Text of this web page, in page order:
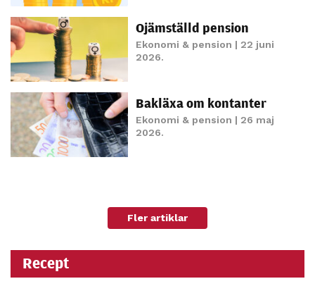
Ojämställd pension
Ekonomi & pension | 22 juni
2026.
Bakläxa om kontanter
Ekonomi & pension | 26 maj
2026.
Fler artiklar
Recept